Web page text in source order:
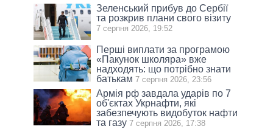
Зеленський прибув до Сербії
та розкрив плани свого візиту
7 серпня 2026, 19:52
Перші виплати за програмою
«Пакунок школяра» вже
надходять: що потрібно знати
батькам 7 серпня 2026, 23:56
Армія рф завдала ударів по 7
об'єктах Укрнафти, які
забезпечують видобуток нафти
та газу 7 серпня 2026, 17:38